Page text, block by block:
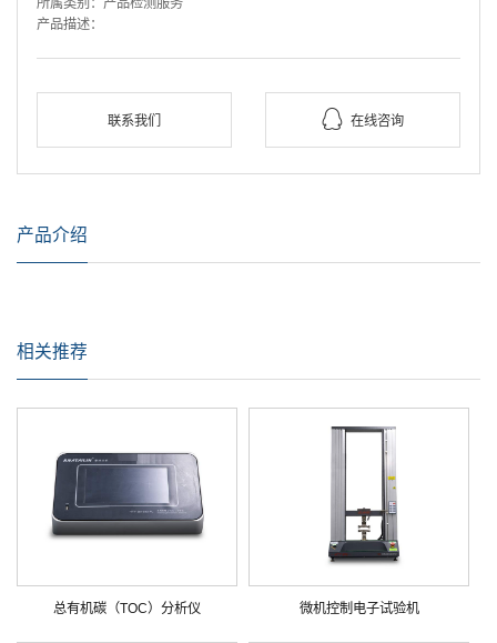
所属类别：产品检测服务
产品描述：
联系我们  在线咨询
产品介绍
相关推荐
总有机碳（TOC）分析仪 微机控制电子试验机